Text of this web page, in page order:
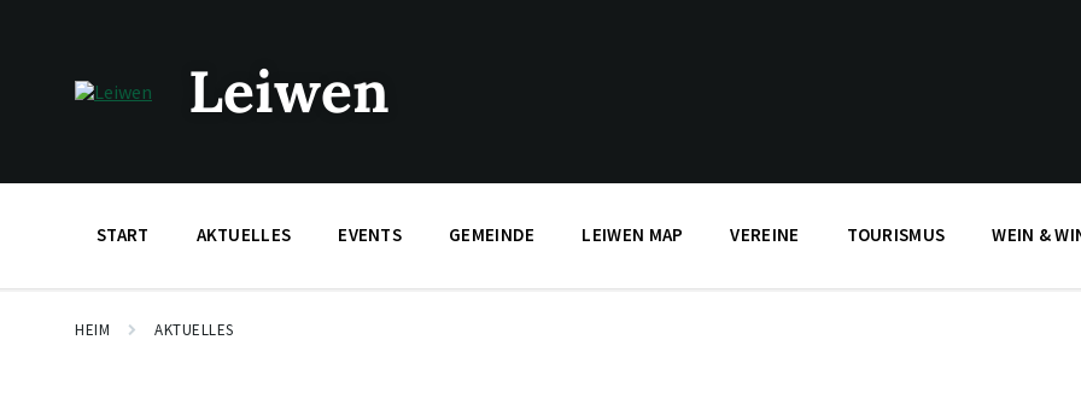
Leiwen
START AKTUELLES EVENTS GEMEINDE LEIWEN MAP VEREINE TOURISMUS WEIN &
HEIM AKTUELLES